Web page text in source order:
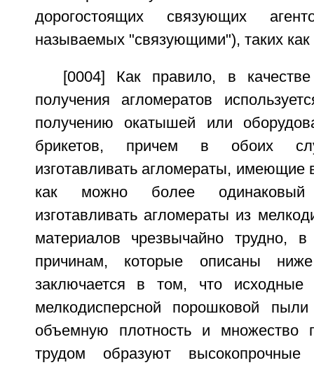
дорогостоящих связующих
называемых "связующими"), таких
[0004] Как правило, в
получения агломератов
получению окатышей или
брикетов, причем в обоих
изготавливать агломераты, имеющие
как можно более
изготавливать агломераты из
материалов чрезвычайно трудно,
причинам, которые описаны
заключается в том, что
мелкодисперсной порошковой
объемную плотность и множество
трудом образуют